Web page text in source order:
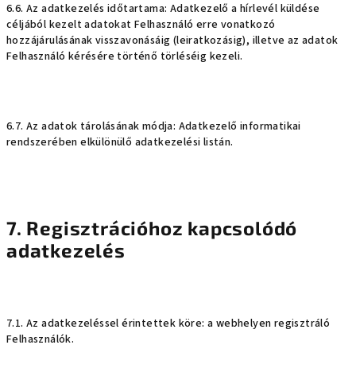
6.6. Az adatkezelés időtartama: Adatkezelő a hírlevél küldése
céljából kezelt adatokat Felhasználó erre vonatkozó
hozzájárulásának visszavonásáig (leiratkozásig), illetve az adatok
Felhasználó kérésére történő törléséig kezeli.
6.7. Az adatok tárolásának módja: Adatkezelő informatikai
rendszerében elkülönülő adatkezelési listán.
7. Regisztrációhoz kapcsolódó
adatkezelés
7.1. Az adatkezeléssel érintettek köre: a webhelyen regisztráló
Felhasználók.